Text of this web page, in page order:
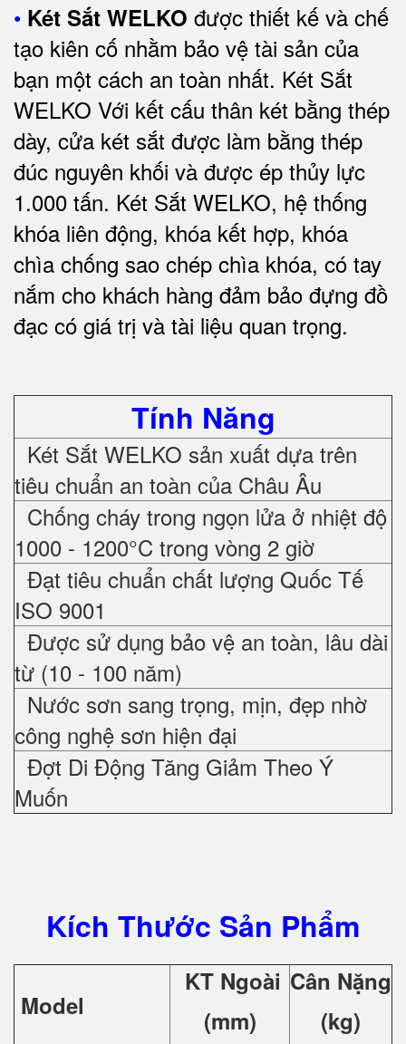
• Két Sắt WELKO được thiết kế và chế
tạo kiên cố nhằm bảo vệ tài sản của
bạn một cách an toàn nhất. Két Sắt
WELKO Với kết cấu thân két bằng thép
dày, cửa két sắt được làm bằng thép
đúc nguyên khối và được ép thủy lực
1.000 tấn. Két Sắt WELKO, hệ thống
khóa liên động, khóa kết hợp, khóa
chìa chống sao chép chìa khóa, có tay
nắm cho khách hàng đảm bảo đựng đồ
đạc có giá trị và tài liệu quan trọng.
Tính Năng
Két Sắt WELKO sản xuất dựa trên
tiêu chuẩn an toàn của Châu Âu
Chống cháy trong ngọn lửa ở nhiệt độ
1000 - 1200°C trong vòng 2 giờ
Đạt tiêu chuẩn chất lượng Quốc Tế
ISO 9001
Được sử dụng bảo vệ an toàn, lâu dài
từ (10 - 100 năm)
Nước sơn sang trọng, mịn, đẹp nhờ
công nghệ sơn hiện đại
Đợt Di Động Tăng Giảm Theo Ý
Muốn
Kích Thước Sản Phẩm
Model
KT Ngoài
(mm)
Cân Nặng
(kg)